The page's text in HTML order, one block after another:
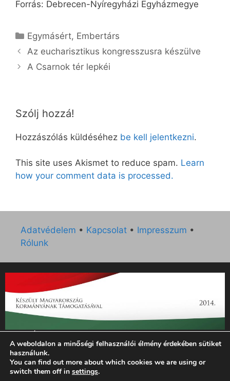
Forrás: Debrecen-Nyíregyházi Egyházmegye
Kategória
Egymásért, Embertárs
Az eucharisztikus kongresszusra készülve
A Csarnok tér lepkéi
Szólj hozzá!
Hozzászólás küldéséhez be kell jelentkezni.
This site uses Akismet to reduce spam. Learn
how your comment data is processed.
Adatvédelem • Kapcsolat • Impresszum •
Rólunk
„Az Új Ember katolikus hetilap 2014. évi működésének
támogatását az EGYH-KCP-14-P-0121 sz. támogatási
szerződés keretében 3 000 000 Ft összegben támogatta az
Emberi Erőforrások Minisztériuma.”
A weboldalon a minőségi felhasználói élmény érdekében sütiket
használunk.
You can find out more about which cookies we are using or
switch them off in settings.